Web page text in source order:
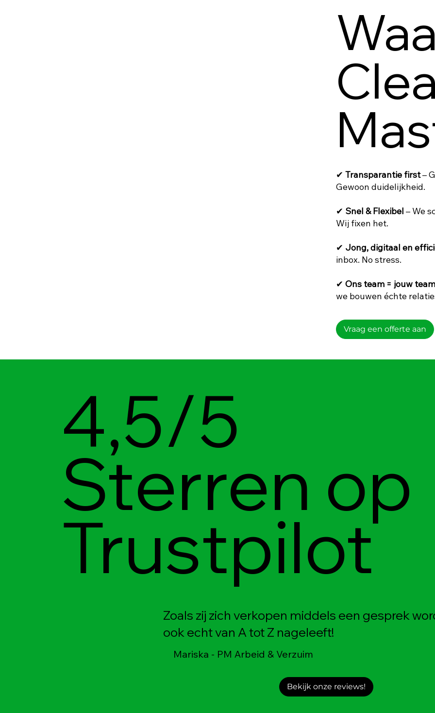
✔ Transparantie first–
Gewoon duidelijkheid.
✔ Snel & Flexibel – We
Wij fixen het.
✔ Jong, digitaal en
inbox. No stress.
✔Ons team = jouw
we bouwen échte
Vraag een offerte aan
4,5/5
Sterren op
Trustpilot
Zoals zij zich verkopen middels een gesprek
ook echt van A tot Z nageleeft!
Mariska - PM Arbeid & Verzuim
Bekijk onze reviews!